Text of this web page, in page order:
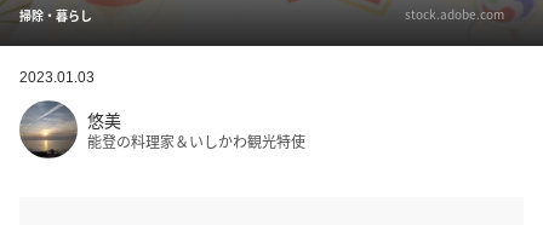
掃除・暮らし stock.adobe.com
2023.01.03
悠美
能登の料理家＆いしかわ観光特使